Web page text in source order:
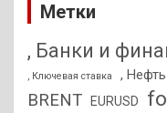
Метки
, Банки и
, Ключевая ставка , Нефть
BRENT EURUSD